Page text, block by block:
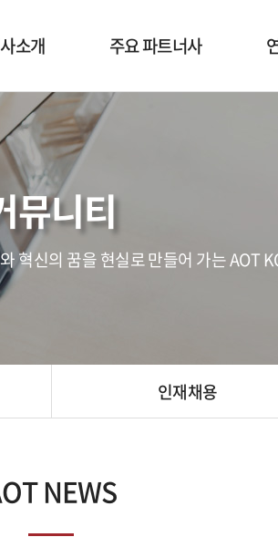
소개
인사말
개요
회사연혁
직도
Map
주요 파트너사
CMK
뮤니티
혁신의 꿈을 현실로 만들어 가는 AOT
인재채용
NEWS